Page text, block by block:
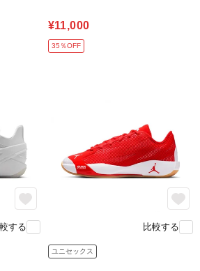
の一体感を生み出します。
¥11,000
35％OFF
する 比較する
ユニセックス